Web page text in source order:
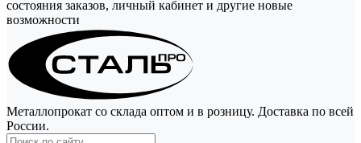
состояния заказов, личный кабинет и другие новые
возможности
Металлопрокат со склада оптом и в розницу. Доставка по всей
России.